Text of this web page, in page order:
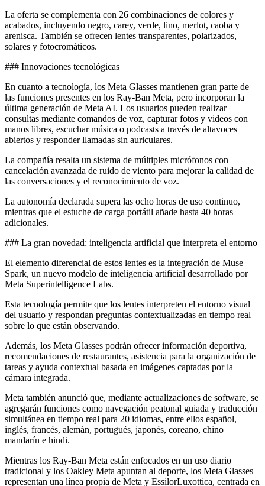
La oferta se complementa con 26 combinaciones de colores y
acabados, incluyendo negro, carey, verde, lino, merlot, caoba y
arenisca. También se ofrecen lentes transparentes, polarizados,
solares y fotocromáticos.
### Innovaciones tecnológicas
En cuanto a tecnología, los Meta Glasses mantienen gran parte de
las funciones presentes en los Ray-Ban Meta, pero incorporan la
última generación de Meta AI. Los usuarios pueden realizar
consultas mediante comandos de voz, capturar fotos y videos con
manos libres, escuchar música o podcasts a través de altavoces
abiertos y responder llamadas sin auriculares.
La compañía resalta un sistema de múltiples micrófonos con
cancelación avanzada de ruido de viento para mejorar la calidad de
las conversaciones y el reconocimiento de voz.
La autonomía declarada supera las ocho horas de uso continuo,
mientras que el estuche de carga portátil añade hasta 40 horas
adicionales.
### La gran novedad: inteligencia artificial que interpreta el entorno
El elemento diferencial de estos lentes es la integración de Muse
Spark, un nuevo modelo de inteligencia artificial desarrollado por
Meta Superintelligence Labs.
Esta tecnología permite que los lentes interpreten el entorno visual
del usuario y respondan preguntas contextualizadas en tiempo real
sobre lo que están observando.
Además, los Meta Glasses podrán ofrecer información deportiva,
recomendaciones de restaurantes, asistencia para la organización de
tareas y ayuda contextual basada en imágenes captadas por la
cámara integrada.
Meta también anunció que, mediante actualizaciones de software, se
agregarán funciones como navegación peatonal guiada y traducción
simultánea en tiempo real para 20 idiomas, entre ellos español,
inglés, francés, alemán, portugués, japonés, coreano, chino
mandarín e hindi.
Mientras los Ray-Ban Meta están enfocados en un uso diario
tradicional y los Oakley Meta apuntan al deporte, los Meta Glasses
representan una línea propia de Meta y EssilorLuxottica, centrada en